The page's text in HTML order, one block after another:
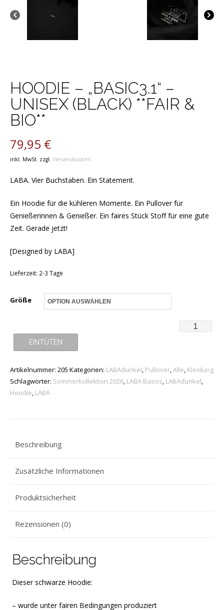
HOODIE – „BASIC3.1“ –
UNISEX (BLACK) **FAIR &
BIO**
79,95 €
inkl. MwSt. zzgl. Versandkosten
LABA. Vier Buchstaben. Ein Statement.
Ein Hoodie für die kühleren Momente. Ein Pullover für
Genießerinnen & Genießer. Ein faires Stück Stoff für eine gute
Zeit. Gerade jetzt!
[Designed by LABA]
Lieferzeit: 2-3 Tage
Größe
Hoodie
-
EINTÜTEN
Artikelnummer: 205 Kategorien: LABAdunkel Pullover Alle Kleidung
Schlagwörter: Sommerkollektion 2026 LABA Basics LABAdunkel
Hoodie LABA
Beschreibung
Zusätzliche Informationen
Produktsicherheit
Rezensionen (0)
Beschreibung
Dieser schwarze Hoodie:
– wurde unter fairen Bedingungen produziert